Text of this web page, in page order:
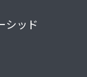
シッド